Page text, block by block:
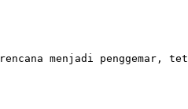
menjadi